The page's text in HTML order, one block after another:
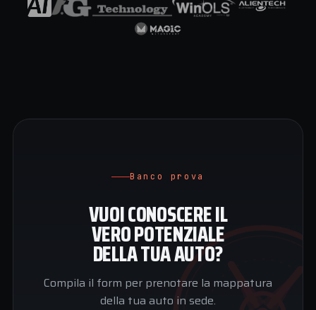
Banco prova
VUOI CONOSCERE IL
VERO POTENZIALE
DELLA TUA AUTO?
Compila il form per prenotare la mappatura
della tua auto in sede.